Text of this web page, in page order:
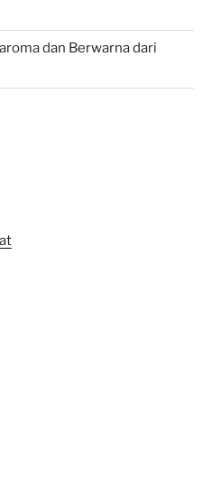
dan Berwarna dari